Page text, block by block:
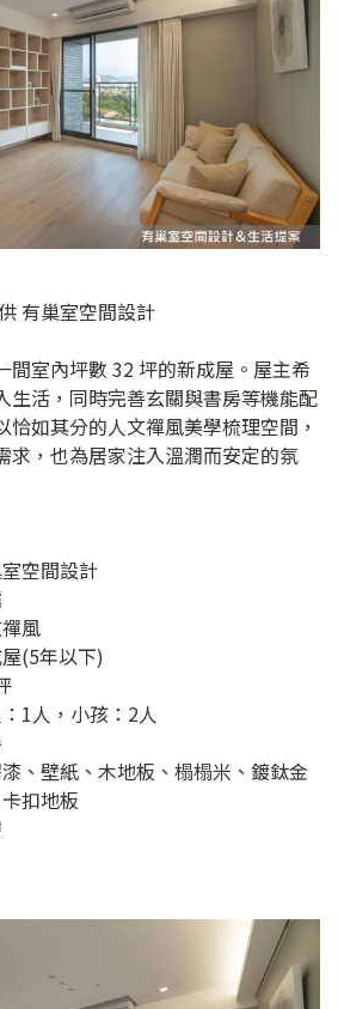
有巢室空間設計
間室內坪數 32 坪的新成屋。屋主希
生活，同時完善玄關與書房等機能配
恰如其分的人文禪風美學梳理空間，
求，也為居家注入溫潤而安定的氛
空間設計
風
(5年以下)
1人，小孩：2人
、壁紙、木地板、榻榻米、鍍鈦金
扣地板